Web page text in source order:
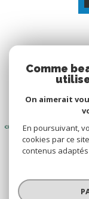
Comme
On aimerait
En poursuivant,
cookies par ce
contenus